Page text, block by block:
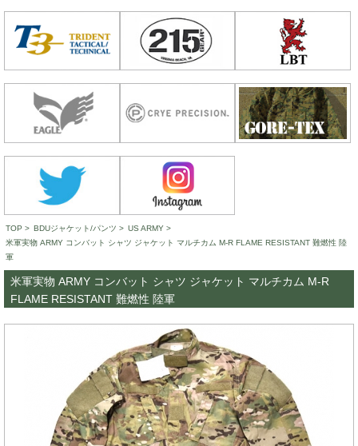
TOP > BDUジャケット/パンツ > US ARMY >
米軍実物 ARMY コンバット シャツ ジャケット マルチカム M-R FLAME RESISTANT 難燃性 陸
軍
米軍実物 ARMY コンバット シャツ ジャケット マルチカム M-R
FLAME RESISTANT 難燃性 陸軍